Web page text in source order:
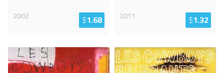
2002
$1.68
2011
$1.32